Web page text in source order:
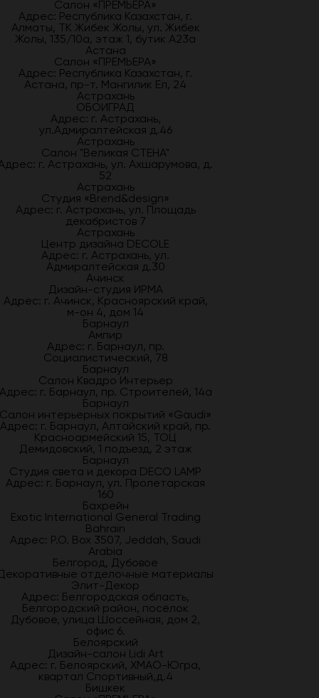
Салон «ПРЕМЬЕРА»
Адрес: Республика Казахстан, г.
Алматы, ТК Жибек Жолы, ул. Жибек
Жолы, 135/10а, этаж 1, бутик А23а
Астана
Салон «ПРЕМЬЕРА»
Адрес: Республика Казахстан, г.
Астана, пр-т. Мангилик Ел, 24
Астрахань
ОБОИГРАД
Адрес: г. Астрахань,
ул.Адмиралтейская д.46
Астрахань
Салон "Великая СТЕНА"
г. Астрахань, ул. Ахшарумова, д.
52
Астрахань
Студия «Brend&design»
Адрес: г. Астрахань, ул. Площадь
декабристов 7
Астрахань
Центр дизайна DECOLE
Адрес: г. Астрахань, ул.
Адмиралтейская д.30
Ачинск
Дизайн-студия ИРМА
Адрес: г. Ачинск, Красноярский край,
м-он 4, дом 14
Барнаул
Ампир
Адрес: г. Барнаул, пр.
Социалистический, 78
Барнаул
Салон Квадро Интерьер
г. Барнаул, пр. Строителей, 14а
Барнаул
Салон интерьерных покрытий «Gaudi»
Адрес: г. Барнаул, Алтайский край, пр.
Красноармейский 15, ТОЦ
Демидовский, 1 подъезд, 2 этаж
Барнаул
Студия света и декора DECO LAMP
Адрес: г. Барнаул, ул. Пролетарская
160
Бахрейн
Exotic International General Trading
Bahrain
Адрес: P.O. Box 3507, Jeddah, Saudi
Arabia
Белгород, Дубовое
отделочные материалы
Элит-Декор
Адрес: Белгородская область,
Белгородский район, посёлок
Дубовое, улица Шоссейная, дом 2,
офис 6.
Белоярский
Дизайн-салон Lidi Art
Адрес: г. Белоярский, ХМАО-Югра,
квартал Спортивный,д.4
Бишкек